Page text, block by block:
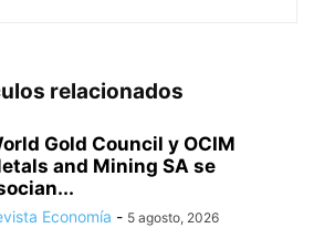
relacionados
Gold Council y OCIM
and Mining SA se
Economía - 5 agosto, 2026